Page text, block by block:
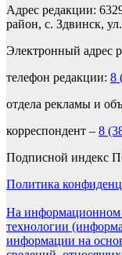
Адрес редакции:
район, с. Здвинск,
Электронный адрес
телефон редакции: 8
отдела рекламы и
корреспондент – 8
Подписной индекс
Политика
На информационном
технологии
информации на